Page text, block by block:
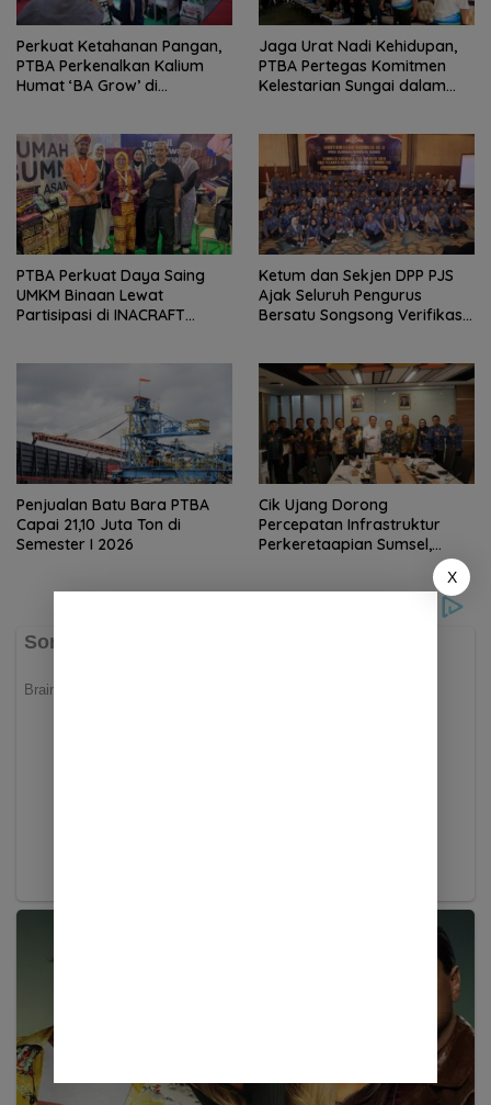
Perkuat Ketahanan Pangan,
PTBA Perkenalkan Kalium
Humat ‘BA Grow’ di
Jaga Urat Nadi Kehidupan,
PTBA Pertegas Komitmen
Kelestarian Sungai dalam
PTBA Perkuat Daya Saing
UMKM Binaan Lewat
Partisipasi di INACRAFT
Ketum dan Sekjen DPP PJS
Ajak Seluruh Pengurus
Bersatu Songsong Verifikasi
Penjualan Batu Bara PTBA
Capai 21,10 Juta Ton di
Semester I 2026
Cik Ujang Dorong
Percepatan Infrastruktur
Perkeretaapian Sumsel,
Bahas Flyover Muara Enim
hingga Revitalisasi Railbus
Kertalaya Bersama Dirjen
X